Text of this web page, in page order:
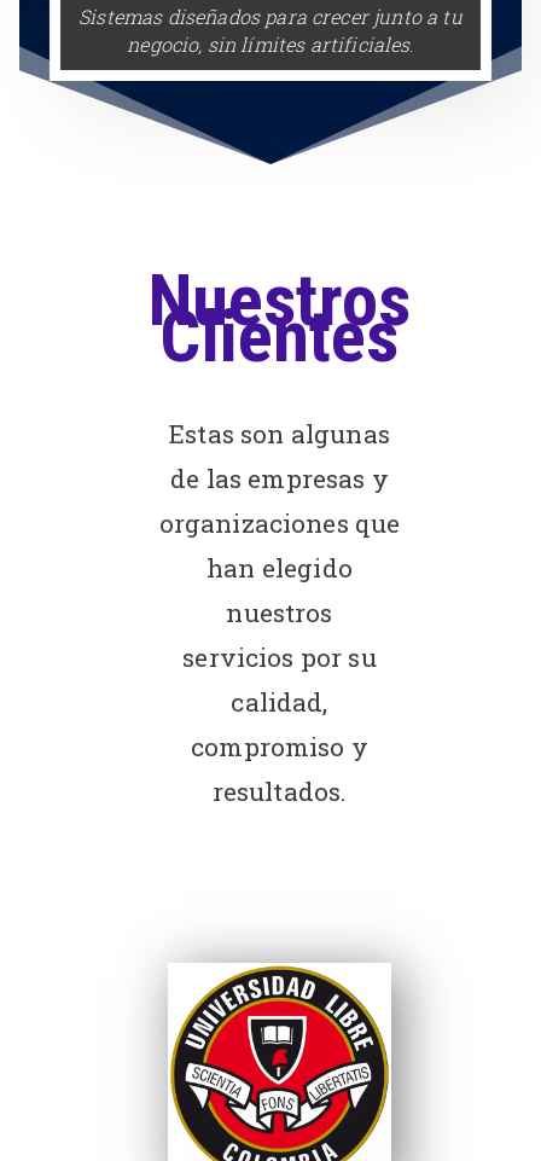
Sistemas diseñados para crecer junto a tu
negocio, sin límites artificiales.
Nuestros
Clientes
Estas son algunas
de las empresas y
organizaciones que
han elegido
nuestros
servicios por su
calidad,
compromiso y
resultados.